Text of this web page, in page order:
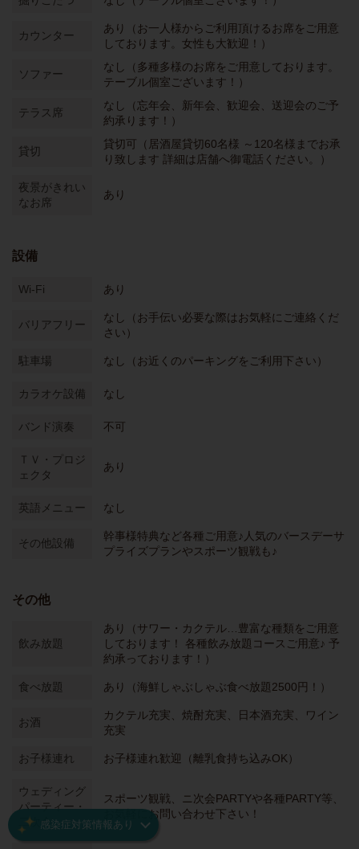
感染症対策情報あり
カウンター
あり（お一人様からご利用頂けるお席をご用意
しております。女性も大歓迎！）
ソファー
なし（多種多様のお席をご用意しております。
テーブル個室ございます！）
テラス席
なし（忘年会、新年会、歓迎会、送迎会のご予
約承ります！）
貸切
貸切可（居酒屋貸切60名様 ～120名様までお承
り致します 詳細は店舗へ御電話ください。）
夜景がきれい
なお席
あり
設備
Wi-Fi あり
バリアフリー
なし（お手伝い必要な際はお気軽にご連絡くだ
さい）
駐車場 なし（お近くのパーキングをご利用下さい）
カラオケ設備 なし
バンド演奏 不可
ＴＶ・プロジ
ェクタ
あり
英語メニュー なし
その他設備
幹事様特典など各種ご用意♪人気のバースデーサ
プライズプランやスポーツ観戦も♪
その他
飲み放題
あり（サワー・カクテル…豊富な種類をご用意
しております！ 各種飲み放題コースご用意♪ 予
約承っております！）
食べ放題 あり（海鮮しゃぶしゃぶ食べ放題2500円！）
お酒
カクテル充実、焼酎充実、日本酒充実、ワイン
充実
お子様連れ お子様連れ歓迎（離乳食持ち込みOK）
ウェディング
パーティー・
二次会
スポーツ観戦、ニ次会PARTYや各種PARTY等、
お気軽にお問い合わせ下さい！